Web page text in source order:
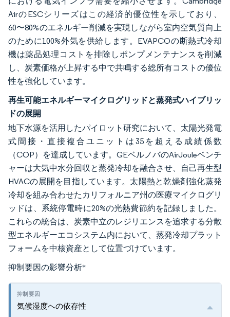
AirのESCシリーズはこの経済的優位性を示しており、
60〜80%のエネルギー削減を実現しながら室内空気質向上
のために100%外気を供給します。EVAPCOの断熱式冷却
機は薬品処理コストを排除しポンプメンテナンスを削減
し、炭素価格が上昇する中で共鳴する総所有コストの優位
性を強化しています。
再生可能エネルギーマイクログリッドと蒸発式ハイブリッ
ドの展開
地下水源を活用したパイロット研究において、太陽光発電
式間接・直接複合ユニットは35を超える成績係数
（COP）を達成しています。GEベルノバのAirJouleベンチ
ャーは大気中水分回収と蒸発冷却を融合させ、自己再生型
HVACの展開を目指しています。太陽熱と乾燥剤強化蒸発
冷却を組み合わせたカリフォルニア州の医療マイクログリ
ッドは、系統停電時に20%の光熱費節約を記録しました。
これらの統合は、炭素中立のレジリエンスを追求する分散
型エネルギーエコシステム内において、蒸発冷却プラット
フォームを中核資産として位置づけています。
抑制要因の影響分析*
気候湿度への依存性